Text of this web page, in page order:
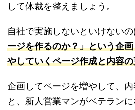
して体裁を整えましょう。
自社で実施しないといけないの
ージを作るのか？」という企
やしていくページ作成と内容
企画してページを増やして、内
と、新人営業マンがベテラン